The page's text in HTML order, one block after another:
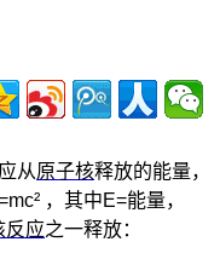
从原子核释放的能量，
，其中E=能量，
反应之一释放：